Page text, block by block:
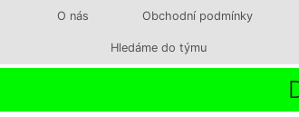
O nás Obchodní podmínky
Hledáme do týmu